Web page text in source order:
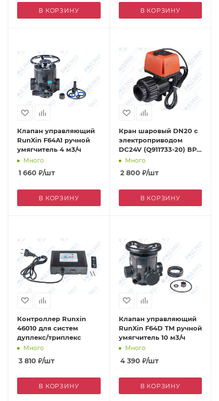
В КОРЗИНУ В КОРЗИНУ
Клапан управляющий
RunXin F64A1 ручной
умягчитель 4 м3/ч
Много
1 660 ₽/шт
В КОРЗИНУ
Кран шаровый DN20 с
электроприводом
DC24V (Q911733-20) ВР
3/4"Много
2 800 ₽/шт
В КОРЗИНУ
Контроллер Runxin
46010 для систем
дуплекс/триплекс
Много
3 810 ₽/шт
В КОРЗИНУ
Клапан управляющий
RunXin F64D TM ручной
умягчитель 10 м3/ч
Много
4 390 ₽/шт
В КОРЗИНУ